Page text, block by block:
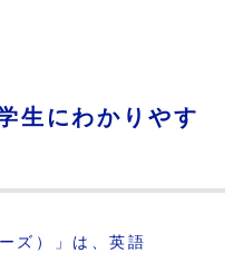
生にわかりやす
ズ）」は、英語